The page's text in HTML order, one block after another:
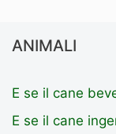
ANIMALI
E se il cane
E se il cane